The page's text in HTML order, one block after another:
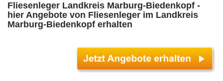
Fliesenleger Landkreis Marburg-Biedenkopf -
hier Angebote von Fliesenleger im Landkreis
Marburg-Biedenkopf erhalten